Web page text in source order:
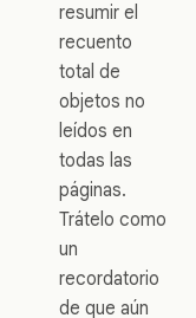
resumir el
recuento
total de
objetos no
leídos en
todas las
páginas.
Trátelo como
un
recordatorio
de que aún